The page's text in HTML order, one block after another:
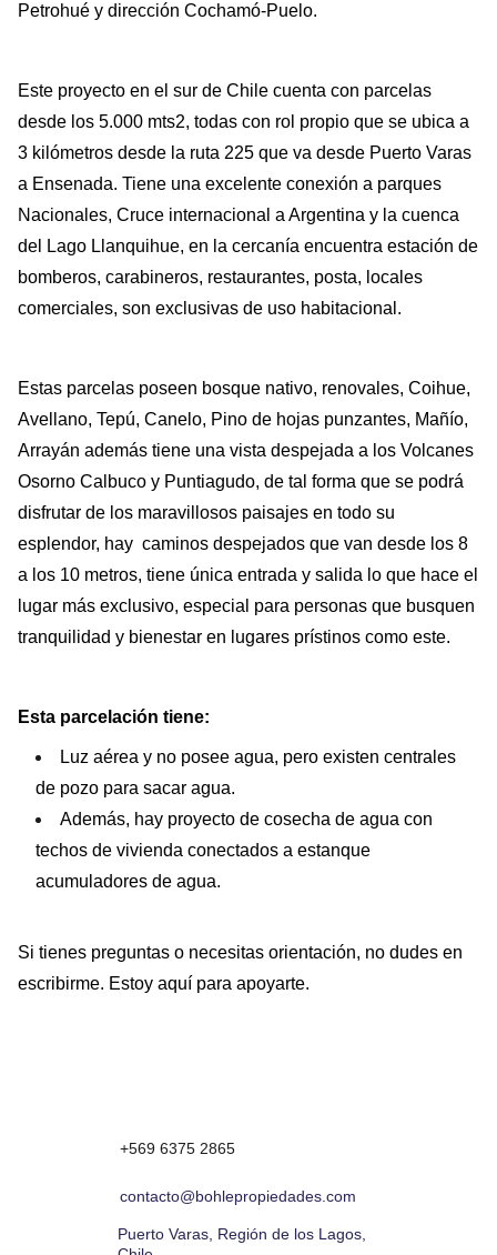
Petrohué y dirección Cochamó-Puelo.
Este proyecto en el sur de Chile cuenta con parcelas
desde los 5.000 mts2, todas con rol propio que se ubica a
3 kilómetros desde la ruta 225 que va desde Puerto Varas
a Ensenada. Tiene una excelente conexión a parques
Nacionales, Cruce internacional a Argentina y la cuenca
del Lago Llanquihue, en la cercanía encuentra estación de
bomberos, carabineros, restaurantes, posta, locales
comerciales, son exclusivas de uso habitacional.
Estas parcelas poseen bosque nativo, renovales, Coihue,
Avellano, Tepú, Canelo, Pino de hojas punzantes, Mañío,
Arrayán además tiene una vista despejada a los Volcanes
Osorno Calbuco y Puntiagudo, de tal forma que se podrá
disfrutar de los maravillosos paisajes en todo su
esplendor, hay caminos despejados que van desde los 8
a los 10 metros, tiene única entrada y salida lo que hace el
lugar más exclusivo, especial para personas que busquen
tranquilidad y bienestar en lugares prístinos como este.
Esta parcelación tiene:
Luz aérea y no posee agua, pero existen centrales
de pozo para sacar agua.
Además, hay proyecto de cosecha de agua con
techos de vivienda conectados a estanque
acumuladores de agua.
Si tienes preguntas o necesitas orientación, no dudes en
escribirme. Estoy aquí para apoyarte.
contacto@bohlepropiedades.com
+569 6375 2865
Puerto Varas, Región de los Lagos,